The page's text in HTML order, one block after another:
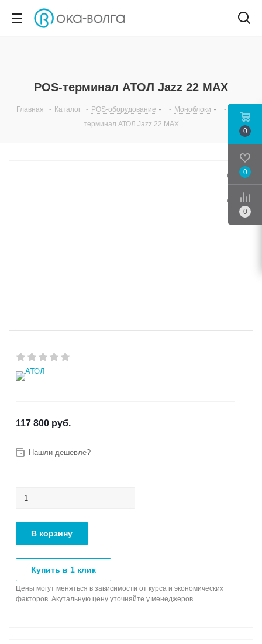
POS-терминал АТОЛ Jazz 22 MAX
Главная - Каталог - POS-оборудование - Моноблоки -
терминал АТОЛ Jazz 22 MAX
117 800 руб.
Нашли дешевле?
В корзину
Купить в 1 клик
Цены могут меняться в зависимости от курса и экономических
факторов. Акутальную цену уточняйте у менеджеров
0
0
0